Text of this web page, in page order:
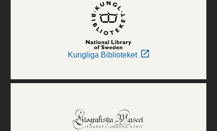
Kungliga Biblioteket